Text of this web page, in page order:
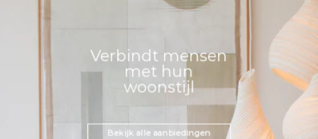
Verbindt mensen
met hun
woonstijl
Bekijk alle aanbiedingen